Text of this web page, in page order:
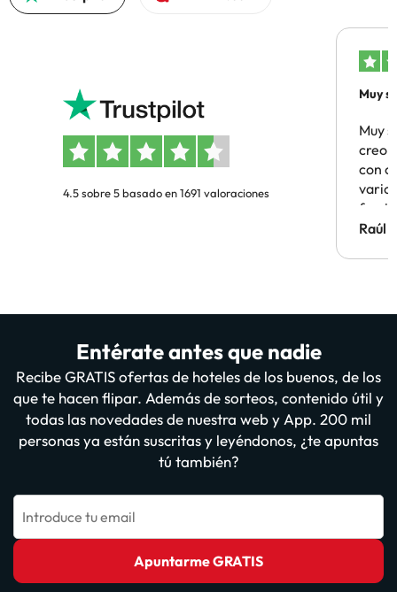
4.5 sobre 5 basado en 1691 valoraciones
Muy
Muy
creo
con
Hotel
Raúl
Entérate antes que nadie
Recibe GRATIS ofertas de hoteles de los buenos, de los
que te hacen flipar. Además de sorteos, contenido útil y
todas las novedades de nuestra web y App. 200 mil
personas ya están suscritas y leyéndonos, ¿te apuntas
tú también?
Introduce tu email
Apuntarme GRATIS